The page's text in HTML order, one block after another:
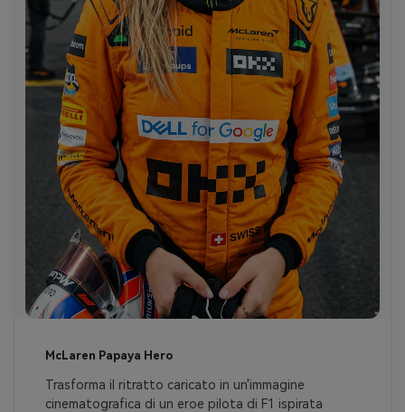
McLaren Papaya Hero
Trasforma il ritratto caricato in un'immagine
cinematografica di un eroe pilota di F1 ispirata